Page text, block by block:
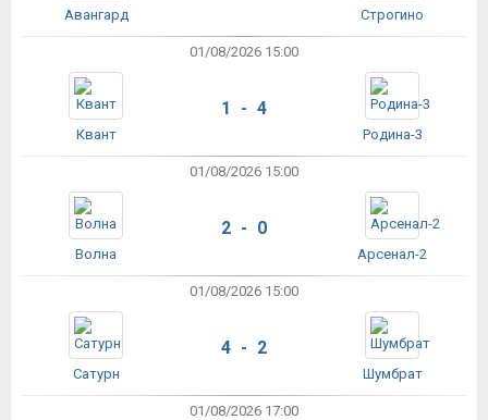
Авангард Строгино
01/08/2026 15:00
Квант
1 - 4
Родина-3
01/08/2026 15:00
Волна
2 - 0
Арсенал-2
01/08/2026 15:00
Сатурн
4 - 2
Шумбрат
01/08/2026 17:00